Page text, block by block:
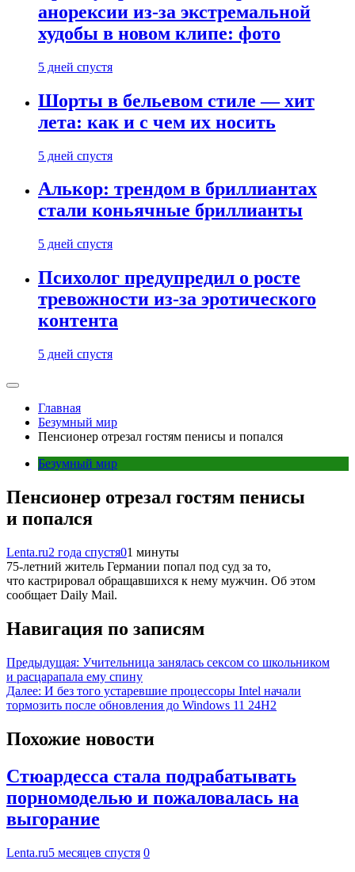
анорексии из-за экстремальной
худобы в новом клипе: фото
5 дней спустя
Шорты в бельевом стиле — хит
лета: как и с чем их носить
5 дней спустя
Алькор: трендом в бриллиантах
стали коньячные бриллианты
5 дней спустя
Психолог предупредил о росте
тревожности из-за эротического
контента
5 дней спустя
Главная
Безумный мир
Пенсионер отрезал гостям пенисы и попался
Безумный мир
Пенсионер отрезал гостям пенисы
и попался
Lenta.ru2 года спустя01 минуты
75-летний житель Германии попал под суд за то,
что кастрировал обращавшихся к нему мужчин. Об этом
сообщает Daily Mail.
Навигация по записям
Предыдущая: Учительница занялась сексом со школьником
и расцарапала ему спину
Далее: И без того устаревшие процессоры Intel начали
тормозить после обновления до Windows 11 24H2
Похожие новости
Стюардесса стала подрабатывать
порномоделью и пожаловалась на
выгорание
Lenta.ru5 месяцев спустя 0